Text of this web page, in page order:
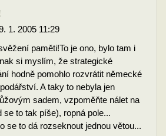
1. 2005 11:29
paměti!To je ono, bylo tam i
si myslím, že strategické
hodně pomohlo rozvrátit německé
A taky to nebyla jen
sadem, vzpoměňte nálet na
se to tak píše), ropná pole...
se to dá rozseknout jednou větou...